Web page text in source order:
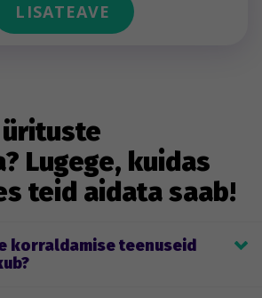
LISATEAVE
Lugege, kuidas
teid aidata saab!
korraldamise teenuseid